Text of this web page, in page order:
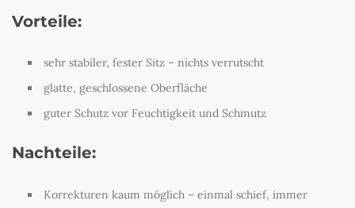
Vorteile:
sehr stabiler, fester Sitz – nichts verrutscht
glatte, geschlossene Oberfläche
guter Schutz vor Feuchtigkeit und Schmutz
Nachteile:
Korrekturen kaum möglich – einmal schief, immer